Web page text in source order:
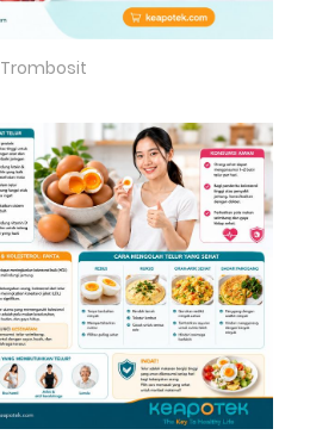
Trombosit